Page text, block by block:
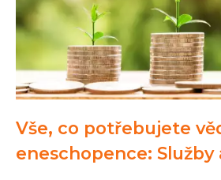
Vše, co potřebujete
eneschopence: Služby